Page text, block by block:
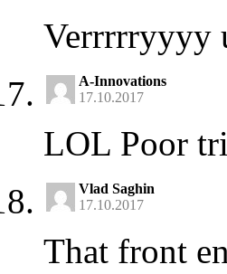
A-Innovations
17.10.2017
LOL Poor
Vlad Saghin
17.10.2017
That front